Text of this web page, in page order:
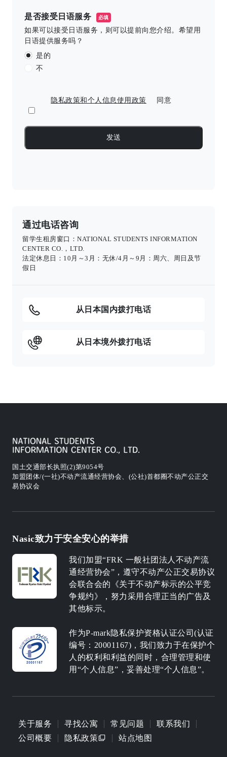
是否接受日语服务 必填
如果可以接受日语服务，则可以提前向您介绍。希望用
日语提供服务吗？
是的
不
隐私政策和个人信息使用政策 同意
通过电话咨询
留学生租房窗口：NATIONAL STUDENTS INFORMATION
CENTER CO.，LTD.
法定休息日：10月～3月：无休/4月～9月：周六、周日及节
假日
从日本国内拨打电话
从日本境外拨打电话
国土交通部长执照(2)第9054号
加盟团体/(一社)不动产流通经营协会、(公社)首都圈不动产公正交
易协议会
Nasic致力于安全安心的举措
我们加盟“FRK 一般社团法人不动产流
通经营协会”，遵守不动产公正交易协议
会联合会的《关于不动产标示的公平竞
争规约》，努力采用合理正当的广告及
其他标示。
作为P-mark隐私保护资格认证公司(认证
编号：20001167)，我们致力于在保护个
人的权利和利益的同时，合理管理和使
用“个人信息”，妥善处理“个人信息”。
关于服务 寻找公寓 常见问题
联系我们
公司概要
隐私政策 站点地图